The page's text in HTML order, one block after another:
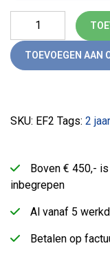
Budget zit-sta
TOEVOEGEN AAN
SKU: EF2 Tags: 2
Boven € 450,-
inbegrepen
Al vanaf 5
Betalen op